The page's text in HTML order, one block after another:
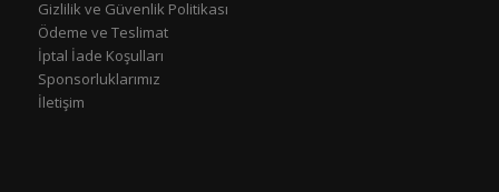
Gizlilik ve Güvenlik Politikası
Ödeme ve Teslimat
İptal İade Koşulları
Sponsorluklarımız
İletişim